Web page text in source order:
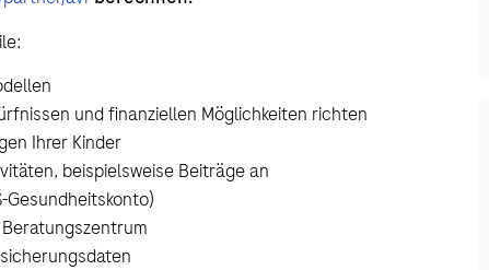
und finanziellen Möglichkeiten richten
Ihrer Kinder
beispielsweise Beiträge an
Gesundheitskonto)